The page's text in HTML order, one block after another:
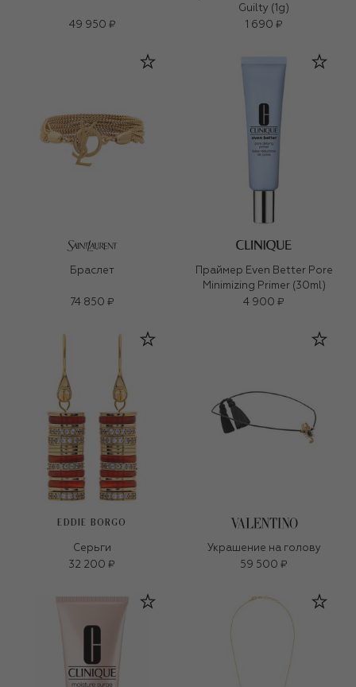
49 950 ₽
Guilty (1g)
1 690 ₽
Браслет
74 850 ₽
Праймер Even Better Pore
Minimizing Primer (30ml)
4 900 ₽
EDDIE BORGO
Серьги
32 200 ₽
Украшение на голову
59 500 ₽